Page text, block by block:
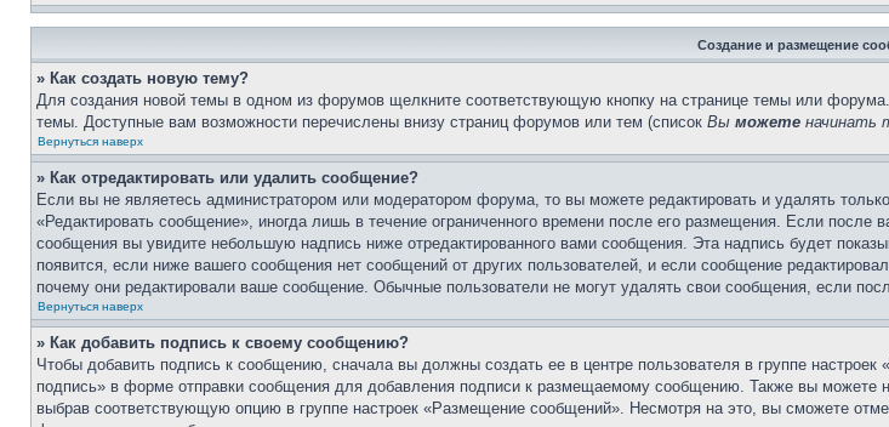
Создание и размещение
» Как создать новую тему?
Для создания новой темы в одном из форумов щелкните соответствующую кнопку на странице темы или
темы. Доступные вам возможности перечислены внизу страниц форумов или тем (список Вы можете
Вернуться наверх
» Как отредактировать или удалить сообщение?
Если вы не являетесь администратором или модератором форума, то вы можете редактировать и удалять
«Редактировать сообщение», иногда лишь в течение ограниченного времени после его размещения. Если
сообщения вы увидите небольшую надпись ниже отредактированного вами сообщения. Эта надпись будет
появится, если ниже вашего сообщения нет сообщений от других пользователей, и если сообщение
почему они редактировали ваше сообщение. Обычные пользователи не могут удалять свои сообщения, если
Вернуться наверх
» Как добавить подпись к своему сообщению?
Чтобы добавить подпись к сообщению, сначала вы должны создать ее в центре пользователя в группе
подпись» в форме отправки сообщения для добавления подписи к размещаемому сообщению. Также вы можете
выбрав соответствующую опцию в группе настроек «Размещение сообщений». Несмотря на это, вы сможете